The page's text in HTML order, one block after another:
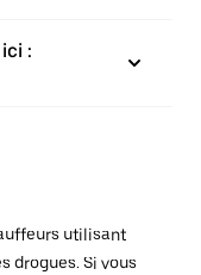
:
utilisant
drogues. Si vous